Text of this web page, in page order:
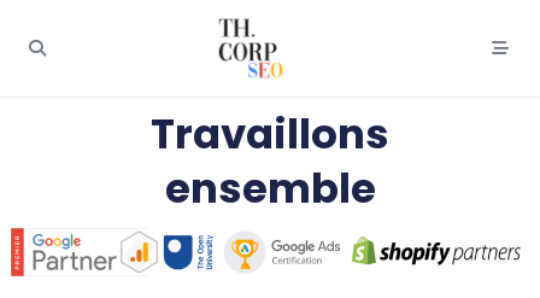
Travaillons
ensemble